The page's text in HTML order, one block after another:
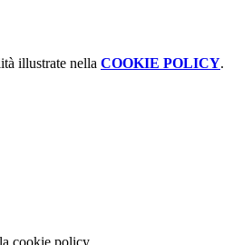
illustrate nella COOKIE POLICY.